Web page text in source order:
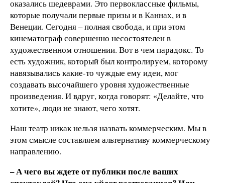
оказались шедеврами. Это первоклассные фильмы,
которые получали первые призы и в Каннах, и в
Венеции. Сегодня – полная свобода, и при этом
кинематограф совершенно несостоятелен в
художественном отношении. Вот в чем парадокс. То
есть художник, который был контролируем, которому
навязывались какие-то чуждые ему идеи, мог
создавать высочайшего уровня художественные
произведения. И вдруг, когда говорят: «Делайте, что
хотите», люди не знают, чего хотят.
Наш театр никак нельзя назвать коммерческим. Мы в
этом смысле составляем альтернативу коммерческому
направлению.
– А чего вы ждете от публики после ваших